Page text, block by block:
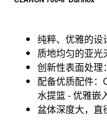
纯粹、优雅的设
质地均匀的亚光
创新性表面处理
配备优质配件
水提篮 - 优雅嵌
盆体深度大，直